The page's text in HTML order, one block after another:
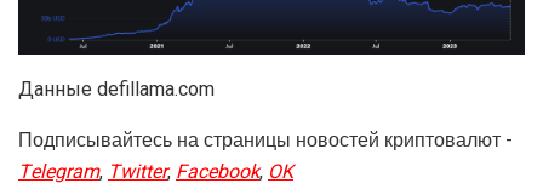
Данные defillama.com
Подписывайтесь на страницы новостей криптовалют -
Telegram,Twitter,Facebook,OK